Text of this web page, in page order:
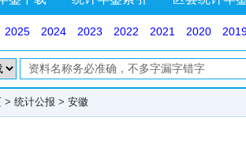
2025 2024 2023 2022 2021 2020
> 统计公报 > 安徽